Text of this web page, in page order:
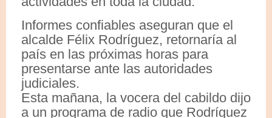
Informes confiables aseguran que el
alcalde Félix Rodríguez, retornaría al
país en las próximas horas para
presentarse ante las autoridades
judiciales.
Esta mañana, la vocera del cabildo dijo
a un programa de radio que Rodríguez